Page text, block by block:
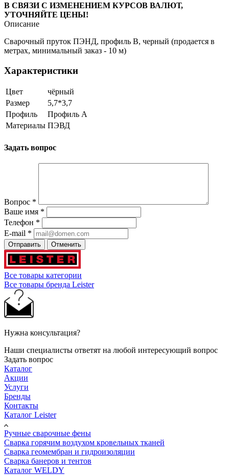
В СВЯЗИ С ИЗМЕНЕНИЕМ КУРСОВ ВАЛЮТ,
УТОЧНЯЙТЕ ЦЕНЫ!
Описание
Сварочный пруток ПЭНД, профиль В, черный (продается в
метрах, минимальный заказ - 10 м)
Характеристики
Цвет
чёрный
Размер
5,7*3,7
Профиль
Профиль А
Материалы ПЭВД
Задать вопрос
Вопрос *
Ваше имя *
Телефон *
E-mail *
Отправить Отменить
Все товары категории
Все товары бренда Leister
Нужна консультация?
Наши специалисты ответят на любой интересующий вопрос
Задать вопрос
Каталог
Акции
Услуги
Бренды
Контакты
Каталог Leister
Ручные сварочные фены
Сварка горячим воздухом кровельных тканей
Сварка геомембран и гидроизоляции
Сварка банеров и тентов
Каталог WELDY